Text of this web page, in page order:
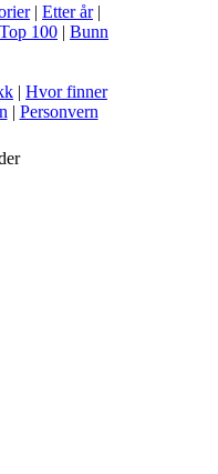
| Etter år|
Top 100 | Bunn
| Hvor finner
| Personvern